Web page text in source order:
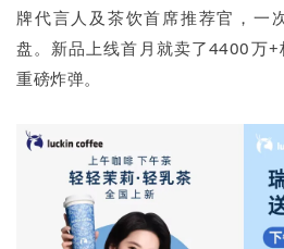
牌代言人及茶饮首席推荐官，一
盘。新品上线首月就卖了4400万
重磅炸弹。